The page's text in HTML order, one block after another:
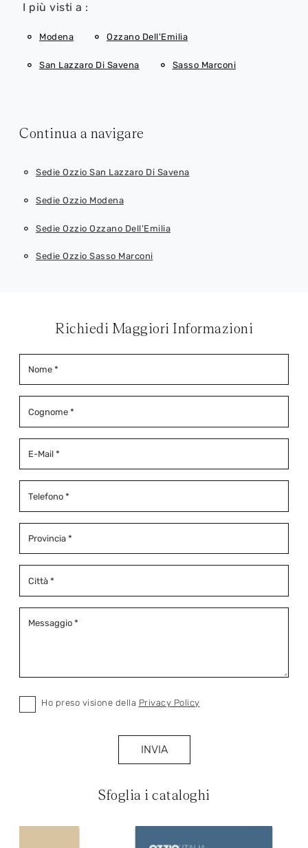
I più visti a :
Modena Ozzano Dell'Emilia
San Lazzaro Di Savena Sasso Marconi
Continua a navigare
Sedie Ozzio San Lazzaro Di Savena
Sedie Ozzio Modena
Sedie Ozzio Ozzano Dell'Emilia
Sedie Ozzio Sasso Marconi
Sfoglia i cataloghi
Richiedi Maggiori Informazioni
Ho preso visione della Privacy Policy
INVIA